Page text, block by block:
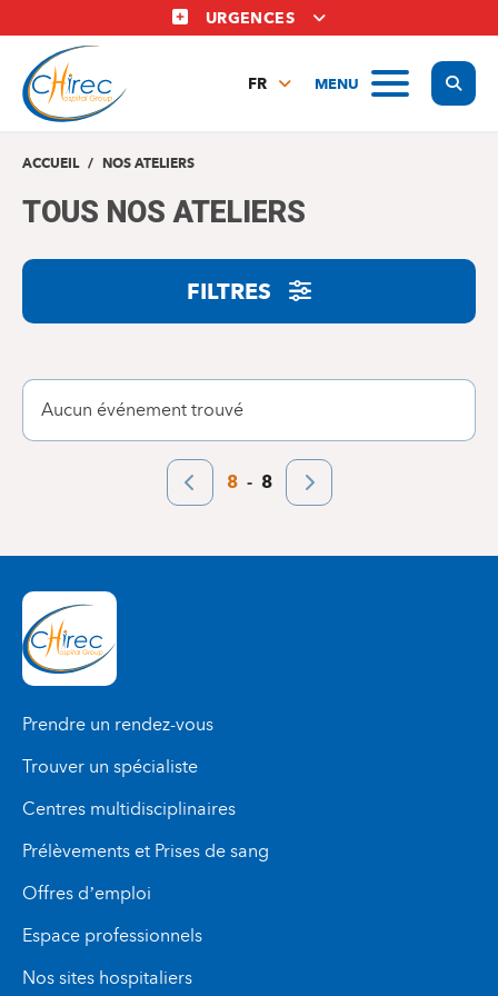
au
contenu
principal
URGENCES
MENU
FR
ACCUEIL NOS ATELIERS
TOUS NOS ATELIERS
FILTRES
Aucun événement trouvé
Pagination
Page
Page
courante
8
Dernière
page
8
last
Prendre un rendez-vous
Trouver un spécialiste
Centres multidisciplinaires
Prélèvements et Prises de sang
Offres d’emploi
Espace professionnels
Nos sites hospitaliers